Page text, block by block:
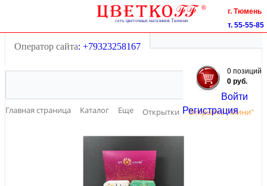
Тюмень
55-55-85
Оператор сайта: +79323258167
г. Тюмень
т. 55-55-85
0 позиций
0 руб.
Войти
Регистрация
Главная страница Каталог Еще Открытки Открытка "Мини"